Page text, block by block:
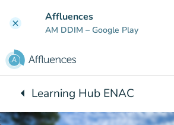
clear Affluences
AM DDIM – Google Play
arrow_leftYn ôl i:
Learning Hub ENAC